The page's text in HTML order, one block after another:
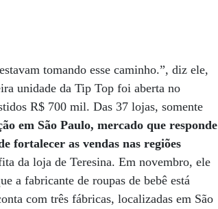
tomando esse caminho.”, diz ele,
unidade da Tip Top foi aberta no
R$ 700 mil. Das 37 lojas, somente
em São Paulo, mercado que responde
fortalecer as vendas nas regiões
da loja de Teresina. Em novembro, ele
a fabricante de roupas de bebê está
com três fábricas, localizadas em São